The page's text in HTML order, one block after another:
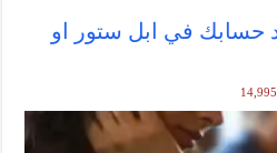
حسابك في ابل ستور او
14,995